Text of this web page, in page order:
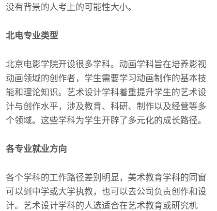
没有背景的人考上的可能性大小。
北电专业类型
北京电影学院开设很多学科。动画学科旨在培养影视
动画领域的创作者，学生需要学习动画制作的基本技
能和理论知识。艺术设计学科着重提升学生的艺术设
计与创作水平，涉及教育、科研、制作以及经营等多
个领域。这些学科为学生开辟了多元化的成长路径。
各专业就业方向
各个学科的工作路径差别明显，美术教育学科的同窗
可以到中学或大学执教，也可以去公司负责创作和设
计。艺术设计学科的人选适合在艺术教育或研究机